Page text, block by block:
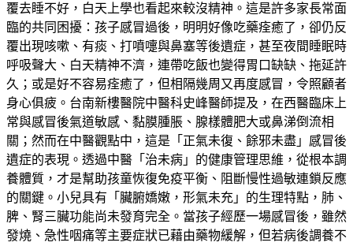
覆去睡不好，白天上學也看起來較沒精神。這是許多家長常面
臨的共同困擾：孩子感冒過後，明明好像吃藥痊癒了，卻仍反
覆出現咳嗽、有痰、打噴嚏與鼻塞等後遺症，甚至夜間睡眠時
呼吸聲大、白天精神不濟，連帶吃飯也變得胃口缺缺、拖延許
久；或是好不容易痊癒了，但相隔幾周又再度感冒，令照顧者
身心俱疲。台南新樓醫院中醫科史峰醫師提及，在西醫臨床上
常與感冒後氣道敏感、黏膜腫脹、腺樣體肥大或鼻涕倒流相
關；然而在中醫觀點中，這是「正氣未復、餘邪未盡」感冒後
遺症的表現。透過中醫「治未病」的健康管理思維，從根本調
養體質，才是幫助孩童恢復免疫平衡、阻斷慢性過敏連鎖反應
的關鍵。小兒具有「臟腑嬌嫩，形氣未充」的生理特點，肺、
脾、腎三臟功能尚未發育完全。當孩子經歷一場感冒後，雖然
發燒、急性咽痛等主要症狀已藉由藥物緩解，但若病後調養不